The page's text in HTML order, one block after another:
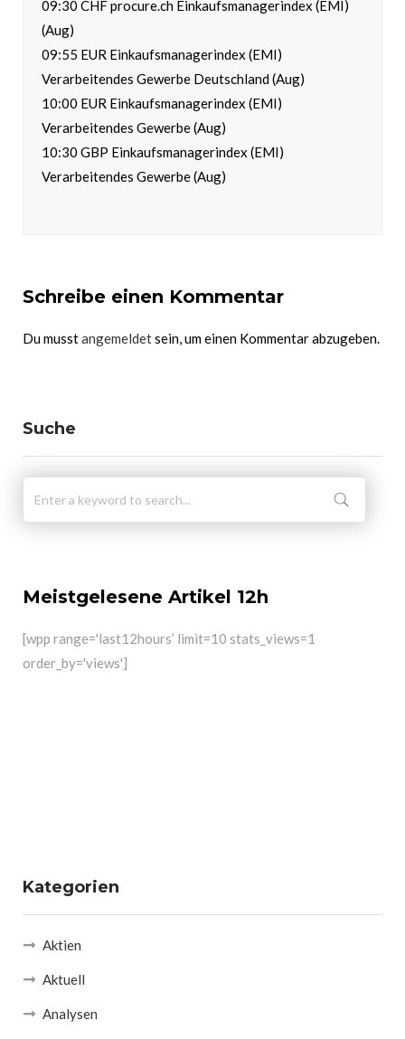
09:30 CHF procure.ch Einkaufsmanagerindex (EMI)
(Aug)
09:55 EUR Einkaufsmanagerindex (EMI)
Verarbeitendes Gewerbe Deutschland (Aug)
10:00 EUR Einkaufsmanagerindex (EMI)
Verarbeitendes Gewerbe (Aug)
10:30 GBP Einkaufsmanagerindex (EMI)
Verarbeitendes Gewerbe (Aug)
Schreibe einen Kommentar
Du musstangemeldetsein, um einen Kommentar abzugeben.
Suche
Meistgelesene Artikel 12h
[wpp range='last12hours’ limit=10 stats_views=1
order_by='views']
Kategorien
Aktien
Aktuell
Analysen